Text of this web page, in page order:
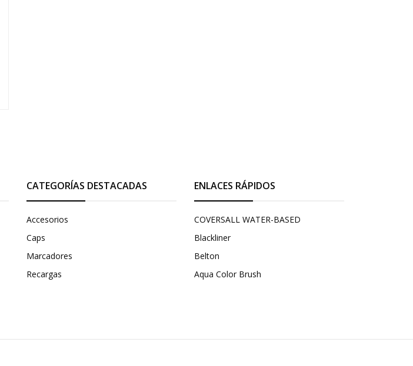
CATEGORÍAS DESTACADAS
Accesorios
Caps
Marcadores
Recargas
ENLACES RÁPIDOS
COVERSALL WATER-BASED
Blackliner
Belton
Aqua Color Brush